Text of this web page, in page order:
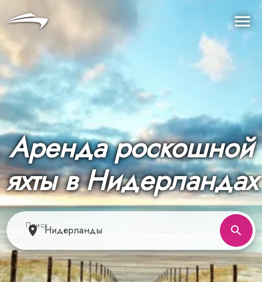
Аренда роскошной
яхты в Нидерландах
Поиск